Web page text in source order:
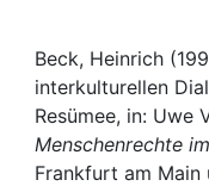
Awards
My FIS
Beck, Heinrich
interkulturellen
Resümee, in: Uwe
Menschenrechte
Frankfurt am Main